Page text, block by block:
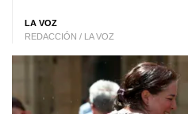
LA VOZ
REDACCIÓN / LA VOZ